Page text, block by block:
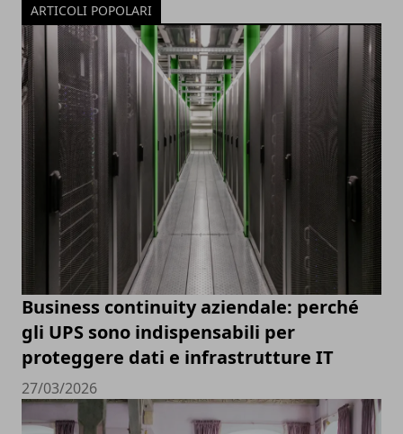
ARTICOLI POPOLARI
Business continuity aziendale: perché
gli UPS sono indispensabili per
proteggere dati e infrastrutture IT
27/03/2026